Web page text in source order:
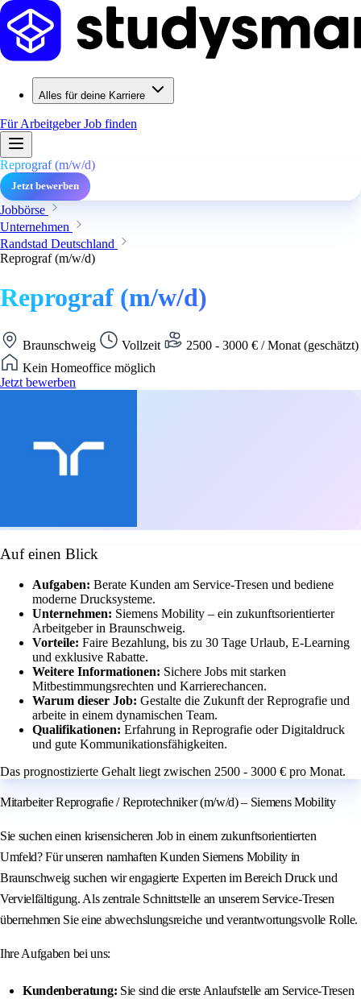
Alles für deine Karriere
Für ArbeitgeberJob finden
Reprograf (m/w/d)
Jetzt bewerben
Jobbörse
Unternehmen
Randstad Deutschland
Reprograf (m/w/d)
Reprograf (m/w/d)
Braunschweig Vollzeit
2500 - 3000 € / Monat (geschätzt)
Kein Homeoffice möglich
Jetzt bewerben
Auf einen Blick
Aufgaben: Berate Kunden am Service-Tresen und bediene
moderne Drucksysteme.
Unternehmen: Siemens Mobility – ein zukunftsorientierter
Arbeitgeber in Braunschweig.
Vorteile: Faire Bezahlung, bis zu 30 Tage Urlaub, E-Learning
und exklusive Rabatte.
Weitere Informationen: Sichere Jobs mit starken
Mitbestimmungsrechten und Karrierechancen.
Warum dieser Job: Gestalte die Zukunft der Reprografie und
arbeite in einem dynamischen Team.
Qualifikationen: Erfahrung in Reprografie oder Digitaldruck
und gute Kommunikationsfähigkeiten.
Das prognostizierte Gehalt liegt zwischen 2500 - 3000 € pro Monat.
Mitarbeiter Reprografie / Reprotechniker (m/w/d) – Siemens Mobility
Sie suchen einen krisensicheren Job in einem zukunftsorientierten
Umfeld? Für unseren namhaften Kunden Siemens Mobility in
Braunschweig suchen wir engagierte Experten im Bereich Druck und
Vervielfältigung. Als zentrale Schnittstelle an unserem Service-Tresen
übernehmen Sie eine abwechslungsreiche und verantwortungsvolle Rolle.
Ihre Aufgaben bei uns:
Kundenberatung: Sie sind die erste Anlaufstelle am Service-Tresen